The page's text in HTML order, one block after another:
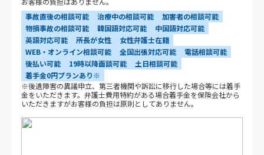
事故直後の相談可能
治療中の相談可能
加害者の相談可能
物損事故の相談可能
韓国語対応可能
中国語対応可能
英語対応可能
所長が女性
女性弁護士在籍
WEB・オンライン相談可能
全国出張対応可能
電話相談可能
後払い可能
19時以降面談可能
土日相談可能
着手金0円プランあり※
※後遺障害の異議申立、第三者機関や訴訟に移行した場合等には着手
金をいただきます。弁護士費用特約がある場合着手金を保険会社から
いただきますがお客様の負担は原則としてありません。